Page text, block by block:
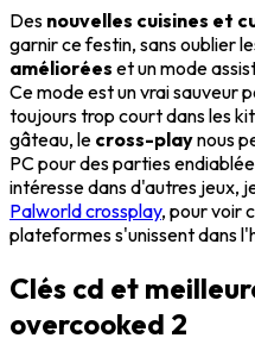
Des nouvelles cuisines et
garnir ce festin, sans oublier
améliorées et un mode
Ce mode est un vrai sauveur
toujours trop court dans les
gâteau, le cross-playnous
PC pour des parties
intéresse dans d'autres jeux,
Palworld crossplay, pour voir
plateformes s'unissent dans
Clés cd et
overcooked 2